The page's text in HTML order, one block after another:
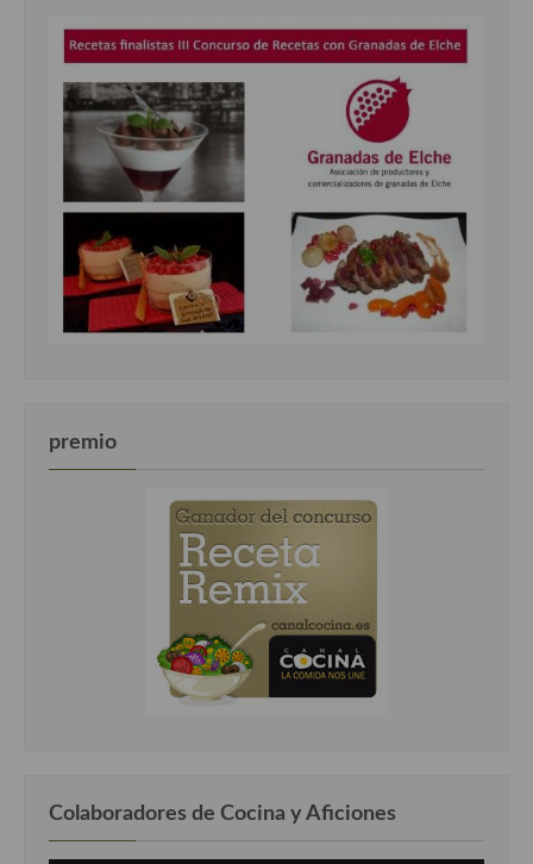
premio
Colaboradores de Cocina y Aficiones